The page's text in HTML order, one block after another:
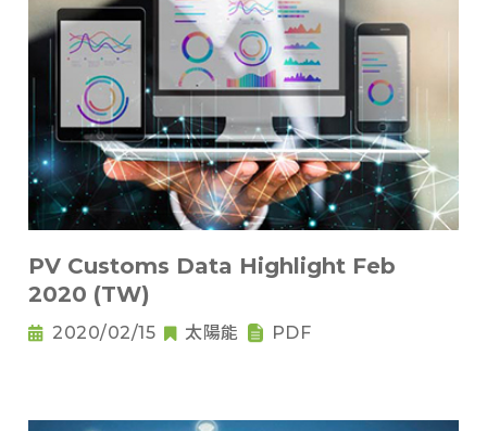
PV Customs Data Highlight Feb
2020 (TW)
2020/02/15 太陽能 PDF